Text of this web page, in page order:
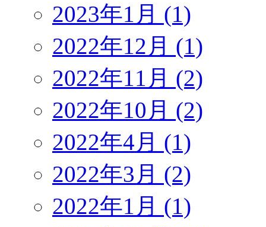
2023年1月 (1)
2022年12月 (1)
2022年11月 (2)
2022年10月 (2)
2022年4月 (1)
2022年3月 (2)
2022年1月 (1)